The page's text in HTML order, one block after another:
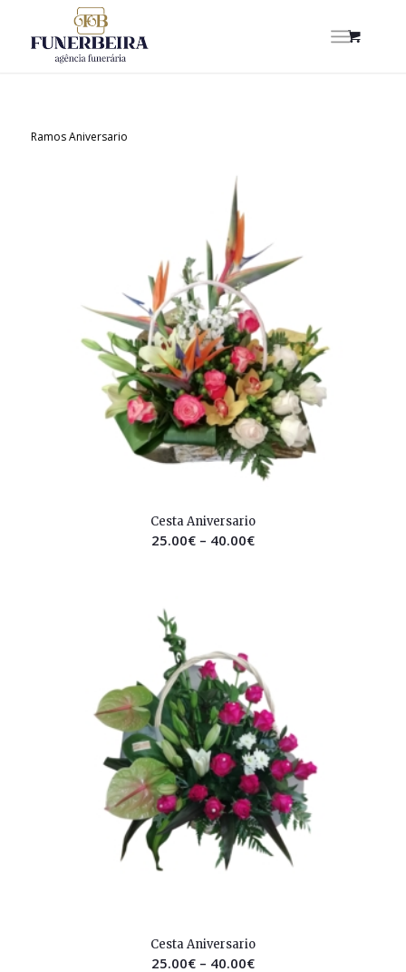
Ramos Aniversario
Cesta Aniversario
25.00€– 40.00€
Cesta Aniversario
25.00€– 40.00€